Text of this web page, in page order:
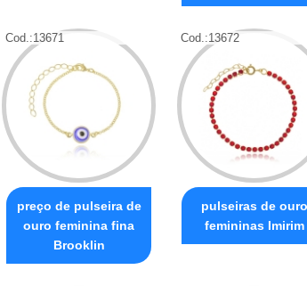
Cod.:13671
preço de pulseira de
ouro feminina fina
Brooklin
Cod.:13672
pulseiras de ouro
femininas Imirim